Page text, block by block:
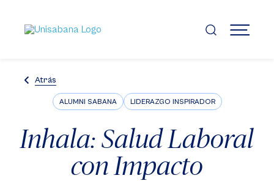
contenido
principal
MENÚ
Atrás
ALUMNI SABANA LIDERAZGO INSPIRADOR
Inhala: Salud Laboral
con Impacto